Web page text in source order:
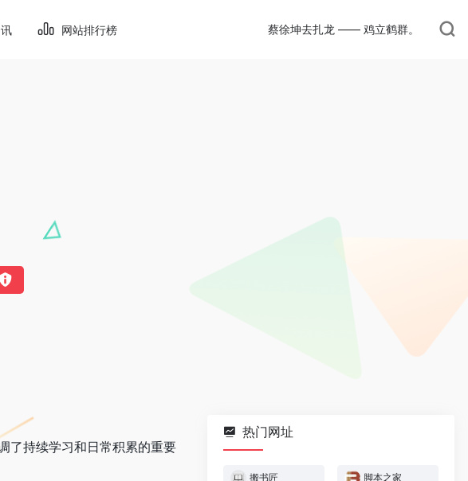
网站排行榜 蔡徐坤去扎龙 —— 鸡立鹤群。
了持续学习和日常积累的重要
热门网址
搬书匠 脚本之家